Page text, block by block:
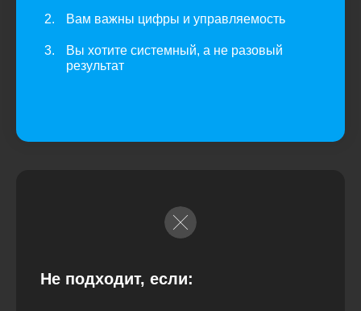
Вам важны цифры и управляемость
Вы хотите системный, а не разовый
результат
Не подходит, если: